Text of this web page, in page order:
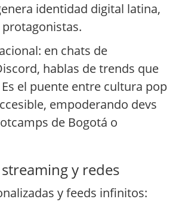
identidad digital latina,
en chats de
hablas de trends que
Es el puente entre cultura pop
empoderando devs
de Bogotá o
y redes
y feeds infinitos: